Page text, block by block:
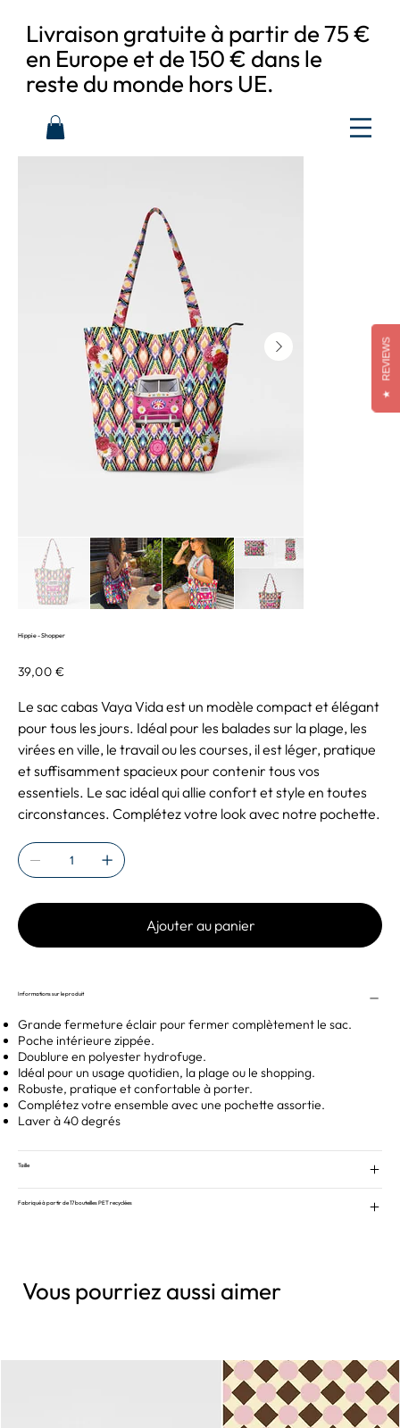
Livraison gratuite à partir de 75 €
en Europe et de 150 € dans le
reste du monde hors UE.
Hippie - Shopper
Prix
39,00 €
Le sac cabas Vaya Vida est un modèle compact et élégant
pour tous les jours. Idéal pour les balades sur la plage, les
virées en ville, le travail ou les courses, il est léger, pratique
et suffisamment spacieux pour contenir tous vos
essentiels. Le sac idéal qui allie confort et style en toutes
circonstances. Complétez votre look avec notre pochette.
Ajouter au panier
Informations sur le produit
Grande fermeture éclair pour fermer complètement le sac.
Poche intérieure zippée.
Doublure en polyester hydrofuge.
Idéal pour un usage quotidien, la plage ou le shopping.
Robuste, pratique et confortable à porter.
Complétez votre ensemble avec une pochette assortie.
Laver à 40 degrés
Taille
Fabriqué à partir de 17 bouteilles PET recyclées
Vous pourriez aussi aimer
★
REVIEWS